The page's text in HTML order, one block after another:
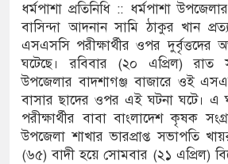
লোডশেডিং, ক্ষুব্ধ গ্রাহক
আহতদের চিকিৎসা নিশ্চিতের নির্দেশ
দিবস পালিত
ধর্মপাশা প্রতিনিধি :: ধর্মপাশা
বাসিন্দা আদনান সামি ঠাকুর খান
এসএসসি পরীক্ষার্থীর ওপর দুর্বৃত্তদের
ঘটেছে। রবিবার (২০ এপ্রিল) রাত
উপজেলার বাদশাগঞ্জ বাজারে ওই
বাসার ছাদের ওপর এই ঘটনা ঘটে।
পরীক্ষার্থীর বাবা বাংলাদেশ কৃষক
উপজেলা শাখার ভারপ্রাপ্ত সভাপতি
(৬৫) বাদী হয়ে সোমবার (২১ এপ্রিল)